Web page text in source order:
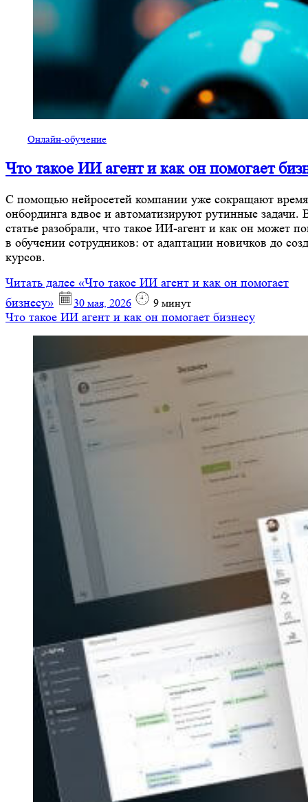
Онлайн-обучение
Что такое ИИ агент и как он помогает
С помощью нейросетей компании уже сокращают время
онбординга вдвое и автоматизируют рутинные задачи.
статье разобрали, что такое ИИ-агент и как он может
в обучении сотрудников: от адаптации новичков до
курсов.
Читать далее «Что такое ИИ агент и как он помогает
бизнесу»
30 мая, 2026 9 минут
Что такое ИИ агент и как он помогает бизнесу